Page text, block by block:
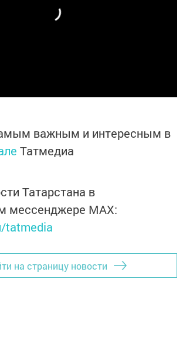
важным и интересным в
Татмедиа
Татарстана в
мессенджере MАХ:
tatmedia
на страницу новости